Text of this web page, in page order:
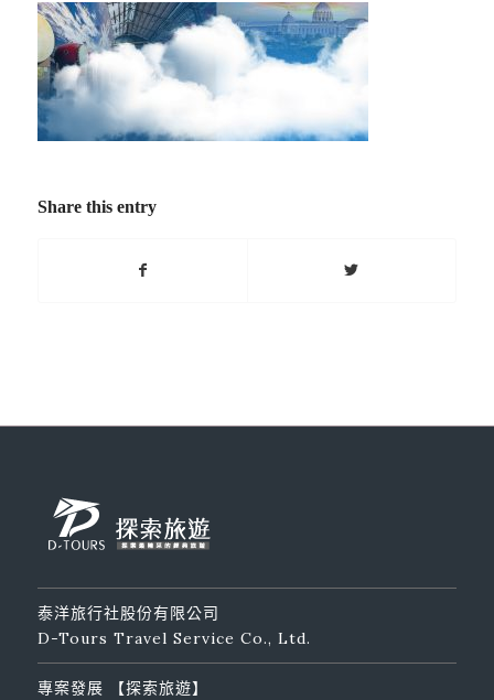
Share this entry
泰洋旅行社股份有限公司
D-Tours Travel Service Co., Ltd.
專案發展 【探索旅遊】